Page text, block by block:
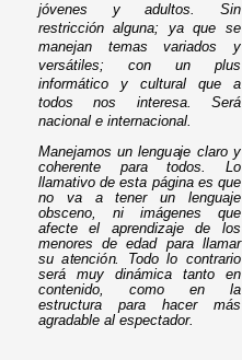
jóvenes y adultos. Sin
restricción alguna; ya que se
manejan temas variados y
versátiles; con un plus
informático y cultural que a
todos nos interesa. Será
nacional e internacional.
Manejamos un lenguaje claro y
coherente para todos. Lo
llamativo de esta página es que
no va a tener un lenguaje
obsceno, ni imágenes que
afecte el aprendizaje de los
menores de edad para llamar
su atención. Todo lo contrario
será muy dinámica tanto en
contenido, como en la
estructura para hacer más
agradable al espectador.